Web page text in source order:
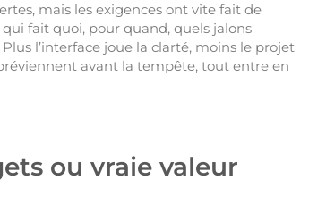
mais les exigences ont vite fait de
fait quoi, pour quand, quels jalons
l’interface joue la clarté, moins le projet
avant la tempête, tout entre en
ou vraie valeur